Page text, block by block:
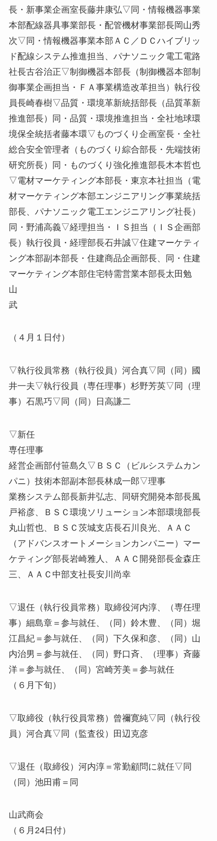
長・新事業企画室長藤井康弘▽同・情報機器事業
本部配線器具事業部長・配管機材事業部長岡山秀
次▽同・情報機器事業本部ＡＣ／ＤＣハイブリッ
ド配線システム推進担当、パナソニック電工電路
社長古谷治正▽制御機器本部長（制御機器本部制
御事業企画担当・ＦＡ事業構造改革担当）執行役
員長崎春樹▽品質・環境革新統括部長（品質革新
推進部長）同・品質・環境推進担当・全社地球環
境保全統括者藤本環▽ものづくり企画室長・全社
総合安全管理者（ものづくり綜合部長・先端技術
研究所長）同・ものづくり強化推進部長木本哲也
▽電材マーケティング本部長・東京本社担当（電
材マーケティング本部エンジニアリング事業統括
部長、パナソニック電工エンジニアリング社長）
同・野浦高義▽経理担当・ＩＳ担当（ＩＳ企画部
長）執行役員・経理部長石井誠▽住建マーケティ
ング本部副本部長・住建商品企画部長、同・住建
マーケティング本部住宅特需営業本部長太田勉
山
武
（４月１日付）
▽執行役員常務（執行役員）河合真▽同（同）國
井一夫▽執行役員（専任理事）杉野芳英▽同（理
事）石黒巧▽同（同）日高謙二
▽新任
専任理事
経営企画部付笹島久▽ＢＳＣ（ビルシステムカン
パニ）技術本部副本部長林成一郎▽理事
業務システム部長新井弘志、同研究開発本部長風
戸裕彦、ＢＳＣ環境ソリューション本部環境部長
丸山哲也、ＢＳＣ茨城支店長石川良光、ＡＡＣ
（アドバンスオートメーションカンパニー）マー
ケティング部長岩崎雅人、ＡＡＣ開発部長金森庄
三、ＡＡＣ中部支社長安川尚幸
▽退任（執行役員常務）取締役河内淳、（専任理
事）細島章＝参与就任、（同）鈴木豊、（同）堀
江昌紀＝参与就任、（同）下久保和彦、（同）山
内治男＝参与就任、（同）野口斉、（理事）斉藤
洋＝参与就任、（同）宮崎芳美＝参与就任
（６月下旬）
▽取締役（執行役員常務）曾禰寛純▽同（執行役
員）河合真▽同（監査役）田辺克彦
▽退任（取締役）河内淳＝常勤顧問に就任▽同
（同）池田甫＝同
山武商会
（６月24日付）